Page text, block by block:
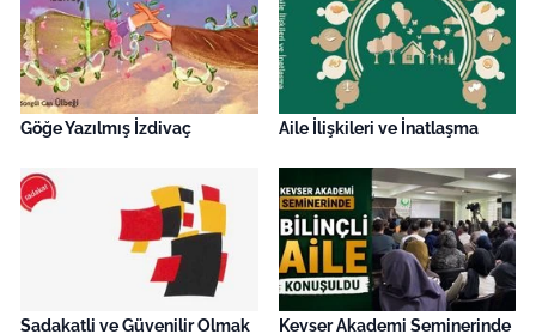
Göğe Yazılmış İzdivaç Aile İlişkileri ve İnatlaşma
Sadakatli ve Güvenilir Olmak
Kevser Akademi Seminerinde